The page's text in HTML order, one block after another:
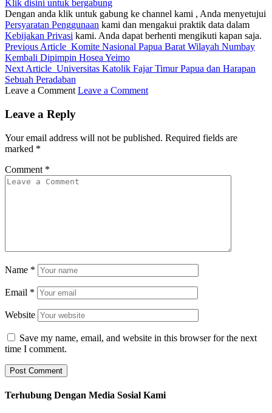
Klik disini untuk bergabung
Dengan anda klik untuk gabung ke channel kami , Anda menyetujui
Persyaratan Penggunaan kami dan mengakui praktik data dalam
Kebijakan Privasi kami. Anda dapat berhenti mengikuti kapan saja.
Previous Article Komite Nasional Papua Barat Wilayah Numbay
Kembali Dipimpin Hosea Yeimo
Next Article Universitas Katolik Fajar Timur Papua dan Harapan
Sebuah Peradaban
Leave a Comment Leave a Comment
Leave a Reply
Your email address will not be published. Required fields are
marked *
Comment *
Name *
Email *
Website
Save my name, email, and website in this browser for the next
time I comment.
Terhubung Dengan Media Sosial Kami